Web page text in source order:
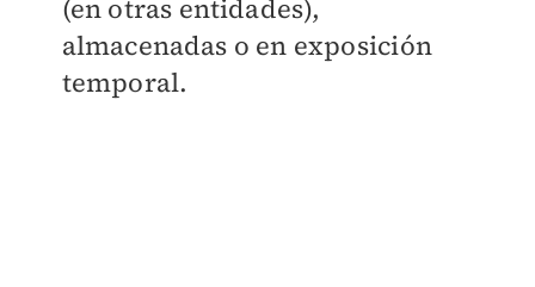
(en otras entidades),
almacenadas o en exposición
temporal.